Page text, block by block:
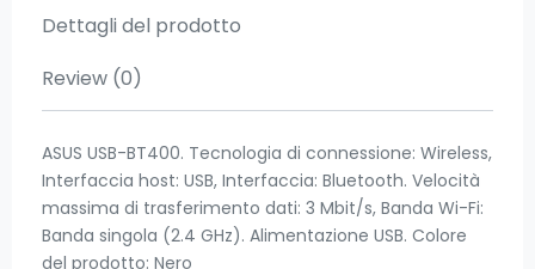
Dettagli del prodotto
Review (0)
ASUS USB-BT400. Tecnologia di connessione: Wireless,
Interfaccia host: USB, Interfaccia: Bluetooth. Velocità
massima di trasferimento dati: 3 Mbit/s, Banda Wi-Fi:
Banda singola (2.4 GHz). Alimentazione USB. Colore
del prodotto: Nero